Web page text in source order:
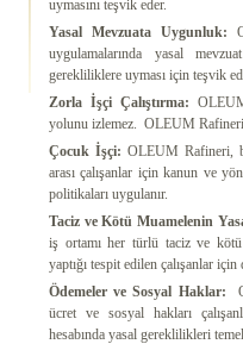
uymasını teşvik eder.
Yasal Mevzuata Uygunluk:
uygulamalarında yasal
gerekliliklere uyması için teşvik
Zorla İşçi Çalıştırma:
yolunu izlemez. OLEUM
Çocuk İşçi: OLEUM Rafineri,
arası çalışanlar için kanun ve
politikaları uygulanır.
Taciz ve Kötü Muamelenin
iş ortamı her türlü taciz ve kötü
yaptığı tespit edilen çalışanlar
Ödemeler ve Sosyal Haklar:
ücret ve sosyal hakları
hesabında yasal gereklilikleri